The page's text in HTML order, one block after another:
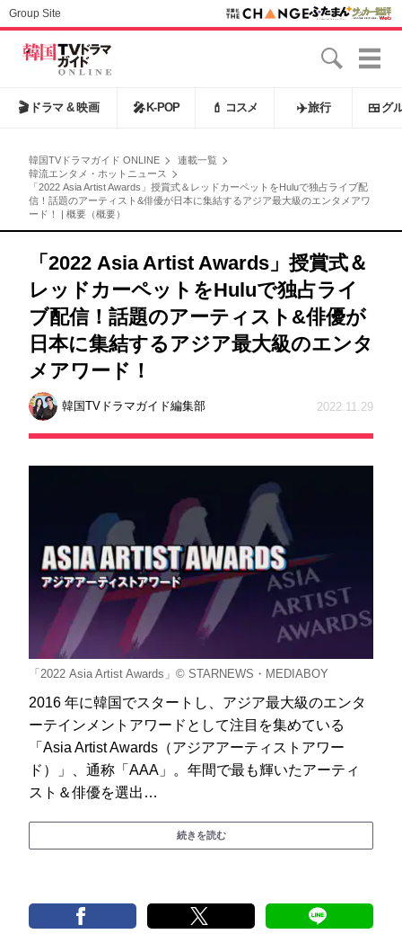
Group Site
🎬 ドラマ & 映画 🎤 K-POP 💄 コスメ ✈️旅行 🍱 グ
韓国TVドラマガイド ONLINE
連載一覧
韓流エンタメ・ホットニュース
「2022 Asia Artist Awards」授賞式＆レッドカーペットをHuluで独占ライブ配
信！話題のアーティスト&俳優が日本に集結するアジア最大級のエンタメアワ
ード！ | 概要（概要）
「2022 Asia Artist Awards」授賞式＆
レッドカーペットをHuluで独占ライ
ブ配信！話題のアーティスト&俳優が
日本に集結するアジア最大級のエンタ
メアワード！
韓国TVドラマガイド編集部 2022.11.29
「2022 Asia Artist Awards」© STARNEWS・MEDIABOY
2016 年に韓国でスタートし、アジア最大級のエンタ
ーテインメントアワードとして注目を集めている
「Asia Artist Awards（アジアアーティストアワー
ド）」、通称「AAA」。年間で最も輝いたアーティ
スト＆俳優を選出…
続きを読む